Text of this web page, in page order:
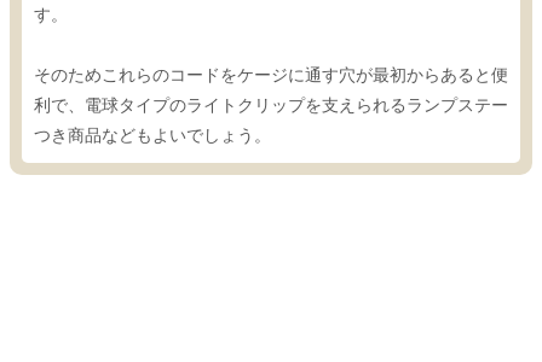
す。
そのためこれらのコードをケージに通す穴が最初からあると便
利で、電球タイプのライトクリップを支えられるランプステー
つき商品などもよいでしょう。